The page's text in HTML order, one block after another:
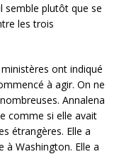
semble plutôt que se
les trois
ont indiqué
à agir. On ne
Annalena
comme si elle avait
étrangères. Elle a
Washington. Elle a